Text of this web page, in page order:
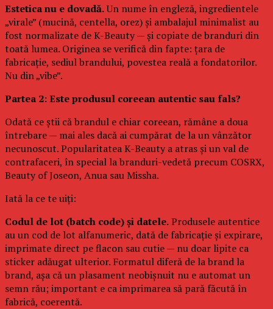
Estetica nu e dovadă.Un nume în engleză, ingredientele
„virale” (mucină, centella, orez) și ambalajul minimalist au
fost normalizate de K-Beauty — și copiate de branduri din
toată lumea. Originea se verifică din fapte: țara de
fabricație, sediul brandului, povestea reală a fondatorilor.
Nu din „vibe”.
Partea 2: Este produsul coreean autentic sau fals?
Odată ce știi că brandul e chiar coreean, rămâne a doua
întrebare — mai ales dacă ai cumpărat de la un vânzător
necunoscut. Popularitatea K-Beauty a atras și un val de
contrafaceri, în special la branduri-vedetă precum COSRX,
Beauty of Joseon, Anua sau Missha.
Iată la ce te uiți:
Codul de lot (batch code) și datele.Produsele autentice
au un cod de lot alfanumeric, dată de fabricație și expirare,
imprimate direct pe flacon sau cutie — nu doar lipite ca
sticker adăugat ulterior. Formatul diferă de la brand la
brand, așa că un plasament neobișnuit nu e automat un
semn rău; important e ca imprimarea să pară făcută în
fabrică, coerentă.